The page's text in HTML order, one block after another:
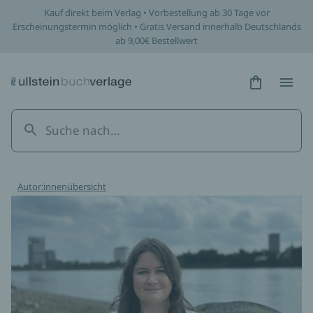
Kauf direkt beim Verlag • Vorbestellung ab 30 Tage vor
Erscheinungstermin möglich • Gratis Versand innerhalb Deutschlands
ab 9,00€ Bestellwert
Hidden
Autor:innenübersicht